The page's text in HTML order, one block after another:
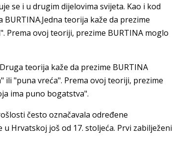
se i u drugim dijelovima svijeta. Kao i kod
teorija kaže da prezime
Prema ovoj teoriji, prezime BURTINA moglo
teorija kaže da prezime BURTINA
"puna vreća". Prema ovoj teoriji, prezime
ima puno bogatstva".
često označavala određene
Hrvatskoj još od 17. stoljeća. Prvi zabilježeni